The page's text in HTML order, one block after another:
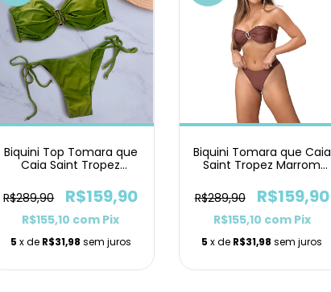
Biquini Top Tomara que
Caia Saint Tropez
R$289,90
R$159,90
R$155,10 com Pix
5 x de R$31,98 sem juros
Biquini Tomara que Caia
Saint Tropez Marrom
R$289,90
R$159,90
R$155,10 com Pix
5 x de R$31,98 sem juros